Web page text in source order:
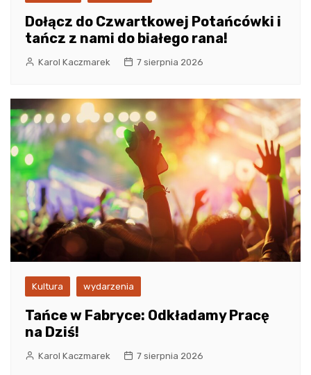
Dołącz do Czwartkowej Potańcówki i
tańcz z nami do białego rana!
Karol Kaczmarek 7 sierpnia 2026
Kultura wydarzenia
Tańce w Fabryce: Odkładamy Pracę
na Dziś!
Karol Kaczmarek 7 sierpnia 2026